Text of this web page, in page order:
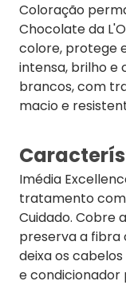
Coloração
Chocolate da
colore, protege
intensa, brilho e
brancos, com
macio e
Imédia
tratamento
Cuidado. Cobre
preserva a fibra
deixa os
e